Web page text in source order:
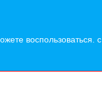
воспользоваться. с